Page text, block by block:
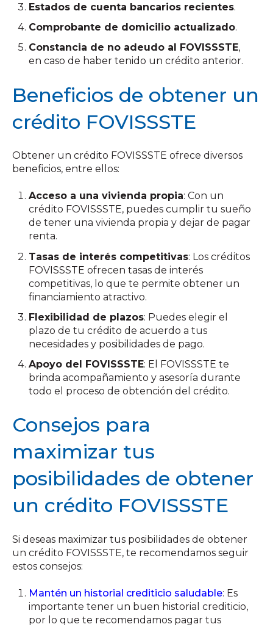
Estados de cuenta bancarios recientes.
Comprobante de domicilio actualizado.
Constancia de no adeudo al FOVISSSTE,
en caso de haber tenido un crédito anterior.
Beneficios de obtener un
crédito FOVISSSTE
Obtener un crédito FOVISSSTE ofrece diversos
beneficios, entre ellos:
Acceso a una vivienda propia: Con un
crédito FOVISSSTE, puedes cumplir tu sueño
de tener una vivienda propia y dejar de pagar
renta.
Tasas de interés competitivas: Los créditos
FOVISSSTE ofrecen tasas de interés
competitivas, lo que te permite obtener un
financiamiento atractivo.
Flexibilidad de plazos: Puedes elegir el
plazo de tu crédito de acuerdo a tus
necesidades y posibilidades de pago.
Apoyo del FOVISSSTE: El FOVISSSTE te
brinda acompañamiento y asesoría durante
todo el proceso de obtención del crédito.
Consejos para
maximizar tus
posibilidades de obtener
un crédito FOVISSSTE
Si deseas maximizar tus posibilidades de obtener
un crédito FOVISSSTE, te recomendamos seguir
estos consejos:
Mantén un historial crediticio saludable: Es
importante tener un buen historial crediticio,
por lo que te recomendamos pagar tus